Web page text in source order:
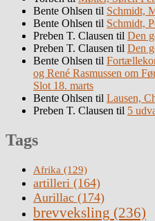
Bente Ohlsen til Schmidt,
Bente Ohlsen til Schmidt,
Preben T. Clausen til Den
Preben T. Clausen til Den
Bente Ohlsen til
og René Rasmussen om
Slot 18. marts
Bente Ohlsen til Lausen,
Preben T. Clausen til 5
Tags
Afrika (129)
artilleri (164)
Aurillac (174)
brevveksling (236)